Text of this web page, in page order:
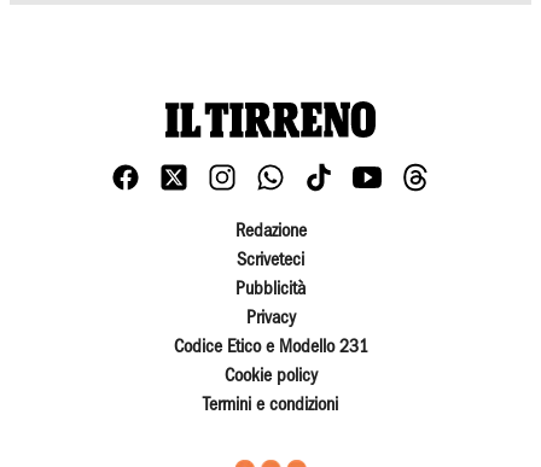
Redazione
Scriveteci
Pubblicità
Privacy
Codice Etico e Modello 231
Cookie policy
Termini e condizioni